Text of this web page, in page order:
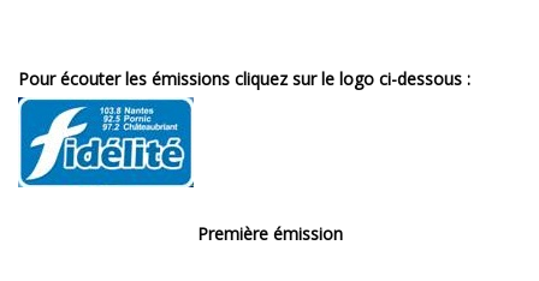
Pour écouter les émissions cliquez sur le logo ci-dessous :
Première émission